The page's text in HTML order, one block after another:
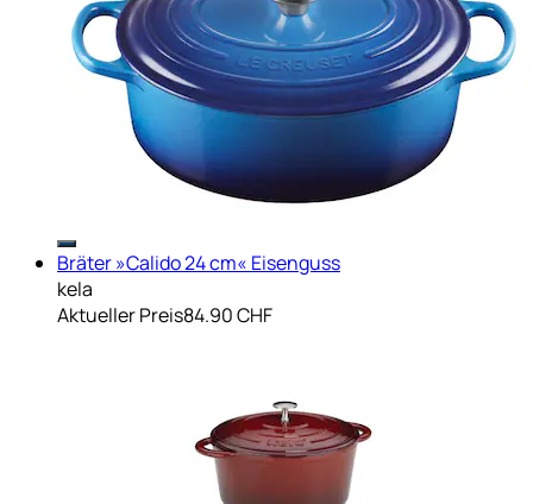
Bräter »Calido 24 cm« Eisenguss
kela
Aktueller Preis84.90 CHF